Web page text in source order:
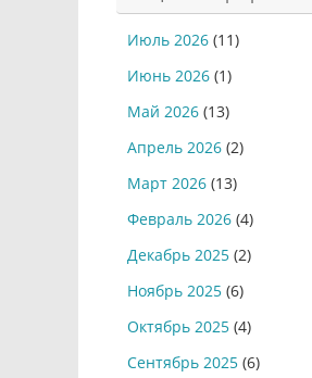
Июль 2026 (11)
Июнь 2026 (1)
Май 2026 (13)
Апрель 2026 (2)
Март 2026 (13)
Февраль 2026 (4)
Декабрь 2025 (2)
Ноябрь 2025 (6)
Октябрь 2025 (4)
Сентябрь 2025 (6)